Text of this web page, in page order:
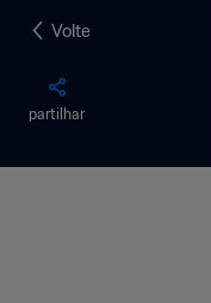
Volte
partilhar